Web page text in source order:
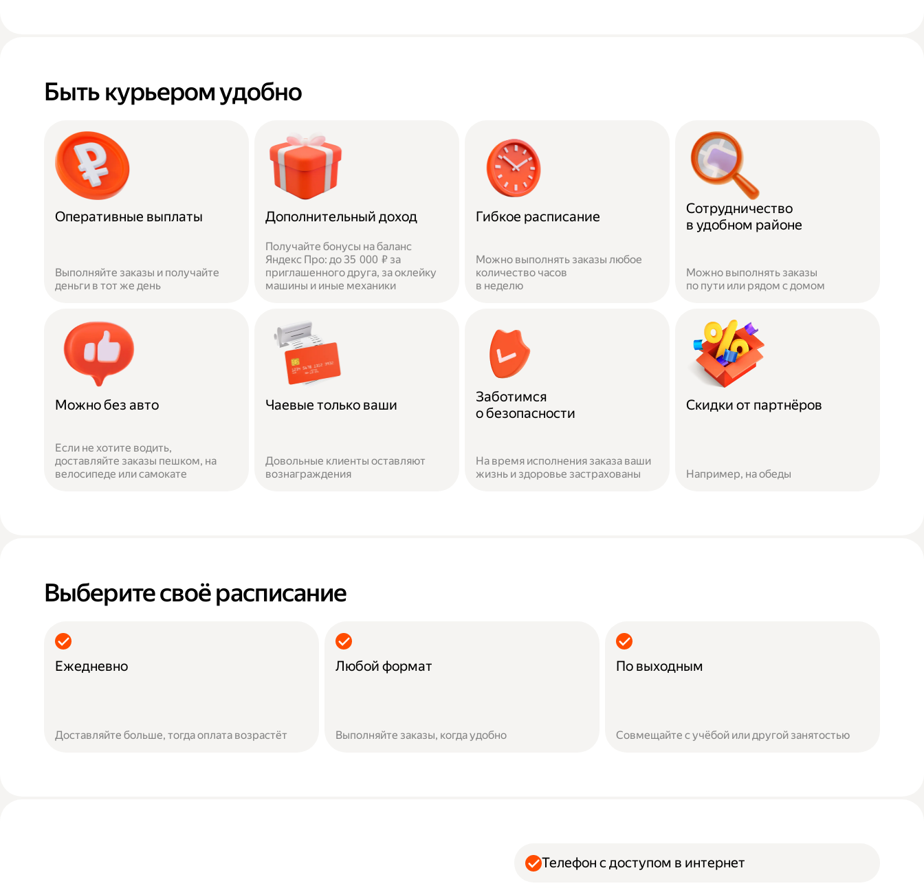
Быть курьером удобно
Оперативные выплаты
Выполняйте заказы и получайте
деньги в тот же день
Дополнительный доход
Получайте бонусы на баланс
Яндекс Про: до 35 000 ₽ за
приглашенного друга, за оклейку
машины и иные механики
Гибкое расписание
Можно выполнять заказы любое
количество часов
в неделю
Сотрудничество
в удобном районе
Можно выполнять заказы
по пути или рядом с домом
Можно без авто
Если не хотите водить,
доставляйте заказы пешком, на
велосипеде или самокате
Чаевые только ваши
Довольные клиенты оставляют
вознаграждения
Заботимся
о безопасности
На время исполнения заказа ваши
жизнь и здоровье застрахованы
Скидки от партнёров
Например, на обеды
Выберите своё расписание
Ежедневно
Доставляйте больше, тогда оплата возрастёт
Любой формат
Выполняйте заказы, когда удобно
По выходным
Совмещайте с учёбой или другой занятостью
Телефон с доступом в интернет